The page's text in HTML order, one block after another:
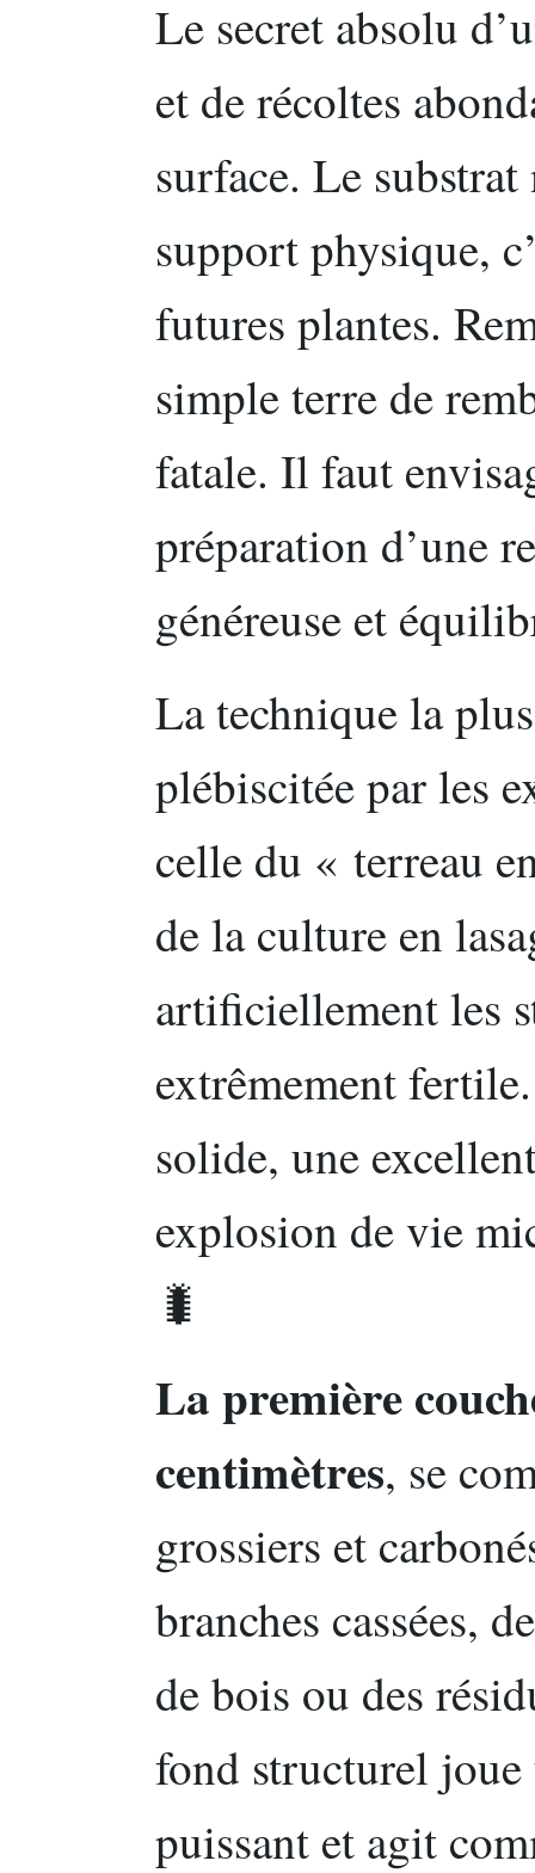
Le secret absolu
et de récoltes
surface. Le substrat
support physique,
futures plantes.
simple terre de
fatale. Il faut
préparation d’une
généreuse et
La technique la
plébiscitée par les
celle du « terreau
de la culture en
artificiellement les
extrêmement
solide, une
explosion de vie
🐛
La première
centimètres, se
grossiers et
branches cassées,
de bois ou des
fond structurel
puissant et agit